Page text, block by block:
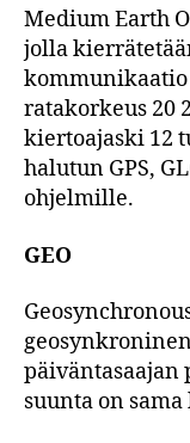
Medium Earth
jolla
ratakorkeus 20
kiertoajaski 12
halutun GPS,
ohjelmille.
GEO
päiväntasaajan
suunta on